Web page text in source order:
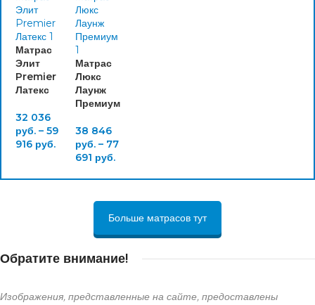
Матрас
Элит
Premier
Латекс
32 036
руб. – 59
916 руб.
Матрас
Люкс
Лаунж
Премиум
38 846
руб. – 77
691 руб.
Больше матрасов тут
Обратите внимание!
Изображения, представленные на сайте, предоставлены